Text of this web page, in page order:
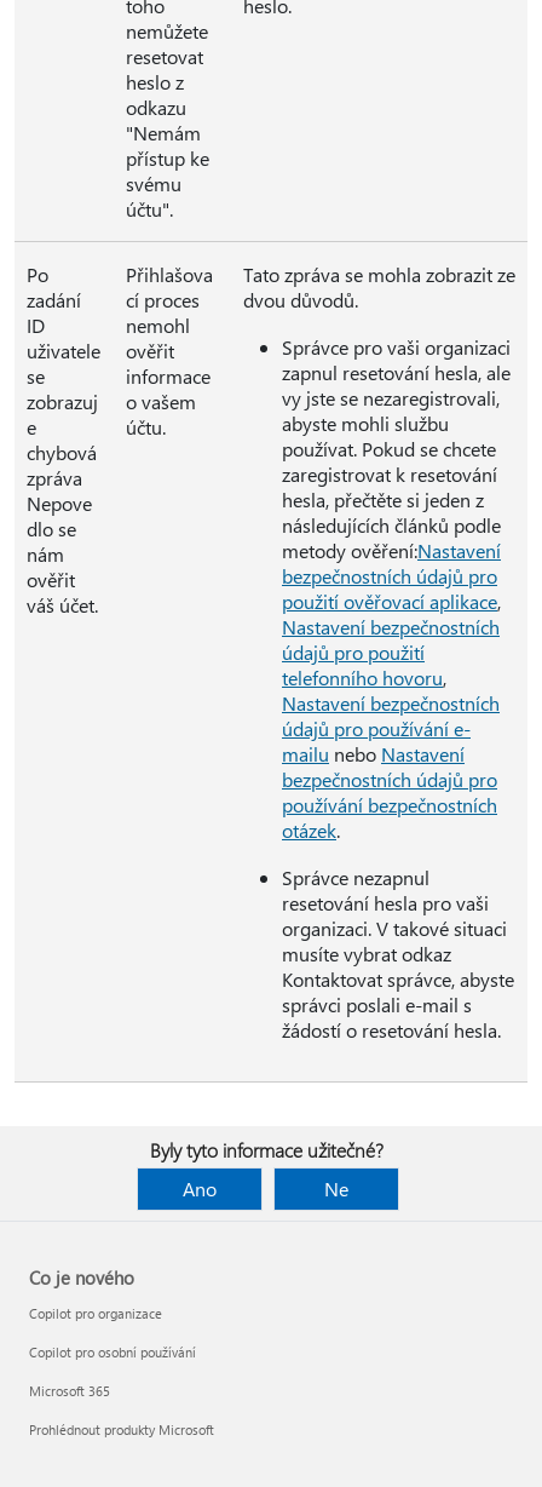
toho
nemůžete
resetovat
heslo z
odkazu
"Nemám
přístup ke
svému
účtu".
heslo.
Po
zadání
ID
uživatele
se
zobrazuj
e
chybová
zpráva
Nepove
dlo se
nám
ověřit
váš účet.
Přihlašova
cí proces
nemohl
ověřit
informace
o vašem
účtu.
Tato zpráva se mohla zobrazit ze
dvou důvodů.
Správce pro vaši organizaci
zapnul resetování hesla, ale
vy jste se nezaregistrovali,
abyste mohli službu
používat. Pokud se chcete
zaregistrovat k resetování
hesla, přečtěte si jeden z
následujících článků podle
metody ověření:Nastavení
bezpečnostních údajů pro
použití ověřovací aplikace,
Nastavení bezpečnostních
údajů pro použití
telefonního hovoru,
Nastavení bezpečnostních
údajů pro používání e-
mailu nebo Nastavení
bezpečnostních údajů pro
používání bezpečnostních
otázek.
Správce nezapnul
resetování hesla pro vaši
organizaci. V takové situaci
musíte vybrat odkaz
Kontaktovat správce, abyste
správci poslali e-mail s
žádostí o resetování hesla.
Byly tyto informace užitečné?
Ano
Ne
Co je nového
Copilot pro organizace
Copilot pro osobní používání
Microsoft 365
Prohlédnout produkty Microsoft